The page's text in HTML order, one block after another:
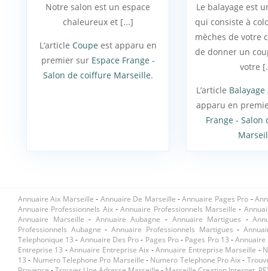
Notre salon est un espace
chaleureux et [...]
L’article Coupe est apparu en
premier sur Espace Frange -
Salon de coiffure Marseille.
Le balayage est
qui consiste à
mèches de votre
de donner un
votre
L’article
apparu en
Frange -
Annuaire Aix Marseille - Annuaire De Marseille -Annuaire Pages Pro -
Annuaire Professionnels Aix -Annuaire Professionnels Marseille -
Annuaire Marseille - Annuaire Aubagne - Annuaire Martigues -
Professionnels Aubagne -Annuaire Professionnels Martigues -
Telephonique 13 - Annuaire Des Pro- Pages Pro- Pages Pro 13 -Annuaire
Entreprise 13 -Annuaire Entreprise Aix -Annuaire Entreprise Marseille -
13 - Numero Telephone Pro Marseille - Numero Telephone Pro Aix-